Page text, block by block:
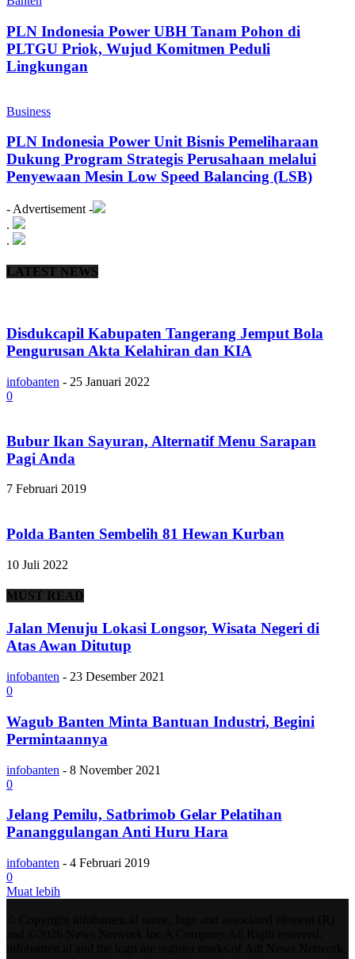
PLN Indonesia Power UBH Tanam Pohon di
PLTGU Priok, Wujud Komitmen Peduli
Lingkungan
Business
PLN Indonesia Power Unit Bisnis Pemeliharaan
Dukung Program Strategis Perusahaan melalui
Penyewaan Mesin Low Speed Balancing (LSB)
- Advertisement -
.
.
LATEST NEWS
Disdukcapil Kabupaten Tangerang Jemput Bola
Pengurusan Akta Kelahiran dan KIA
infobanten - 25 Januari 2022
0
Bubur Ikan Sayuran, Alternatif Menu Sarapan
Pagi Anda
7 Februari 2019
Polda Banten Sembelih 81 Hewan Kurban
10 Juli 2022
MUST READ
Jalan Menuju Lokasi Longsor, Wisata Negeri di
Atas Awan Ditutup
infobanten - 23 Desember 2021
0
Wagub Banten Minta Bantuan Industri, Begini
Permintaannya
infobanten - 8 November 2021
0
Jelang Pemilu, Satbrimob Gelar Pelatihan
Pananggulangan Anti Huru Hara
infobanten - 4 Februari 2019
0
Muat lebih